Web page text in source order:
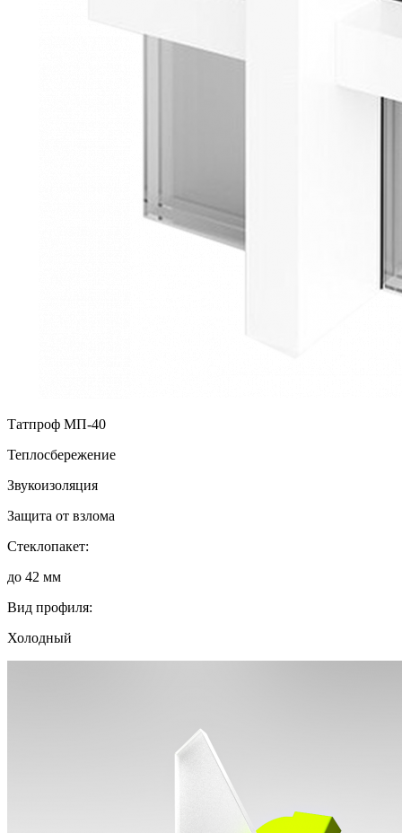
Татпроф МП-40
Теплосбережение
Звукоизоляция
Защита от взлома
Стеклопакет:
до 42 мм
Вид профиля:
Холодный